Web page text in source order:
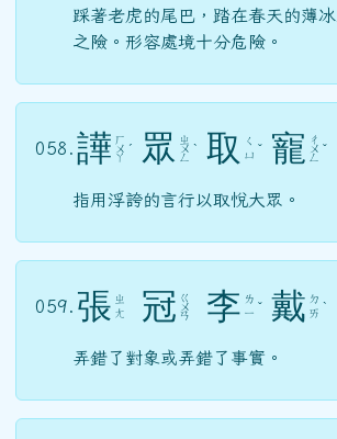
踩著老虎的尾巴，踏在春天的薄
之險。形容處境十分危險。
058. 譁 ㄏ
ㄨ
ㄚ
ˊ 眾 ㄓ
ㄨ
ㄥ
ˋ 取
ㄑ
ㄩ ˇ 寵 ㄔ
ㄨ
ㄥ
ˇ
指用浮誇的言行以取悅大眾。
059. 張 ㄓ
ㄤ
冠 ㄍ
ㄨ
ㄢ 李 ㄌ
ㄧ ˇ 戴 ㄉ
ㄞ ˋ
弄錯了對象或弄錯了事實。